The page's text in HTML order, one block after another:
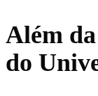
Além
do